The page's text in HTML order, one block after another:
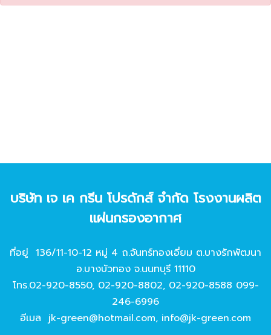
บริษัท เจ เค กรีน โปรดักส์ จํากัด โรงงานผลิต
แผ่นกรองอากาศ
ที่อยู่ 136/11-10-12 หมู่ 4 ถ.จันทร์ทองเอี่ยม ต.บางรักพัฒนา
อ.บางบัวทอง จ.นนทบุรี 11110
โทร.02-920-8550, 02-920-8802, 02-920-8588 099-
246-6996
อีเมล jk-green@hotmail.com, info@jk-green.com